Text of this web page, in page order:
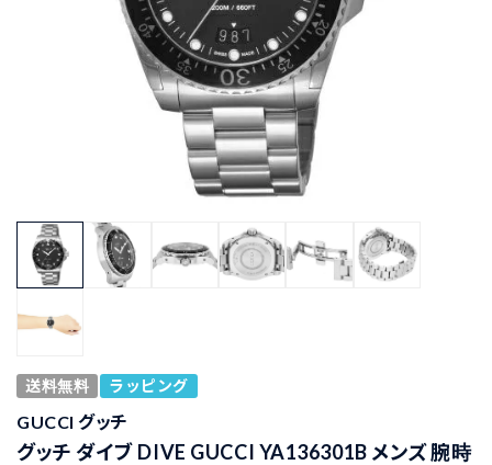
送料無料 ラッピング
GUCCI グッチ
グッチ ダイブ DIVE GUCCI YA136301B メンズ 腕時